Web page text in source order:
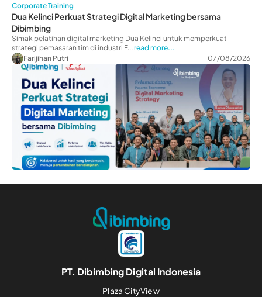
Corporate Training
Dua Kelinci Perkuat Strategi Digital Marketing bersama
Dibimbing
Simak pelatihan digital marketing Dua Kelinci untuk memperkuat
strategi pemasaran tim di industri F...read more...
Farijihan Putri
07/08/2026
PT. Dibimbing Digital Indonesia
Plaza CityView